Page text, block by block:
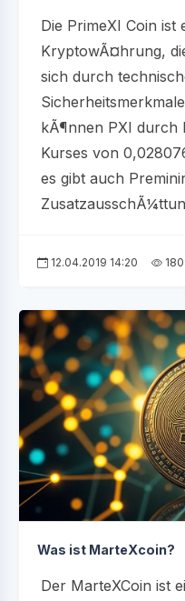
Die PrimeXI Coin ist
KryptowÃ¤hrung,
sich durch
kÃ¶nnen PXI durch
Kurses von
es gibt auch
12.04.2019 14:20
Was ist MarteXcoin?
Der MarteXCoin ist